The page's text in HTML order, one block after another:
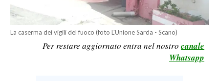
BASKET
VOLLEY
La caserma dei vigili del fuoco (foto L'Unione Sarda - Scano)
Per restare aggiornato entra nel nostro canale
Whatsapp